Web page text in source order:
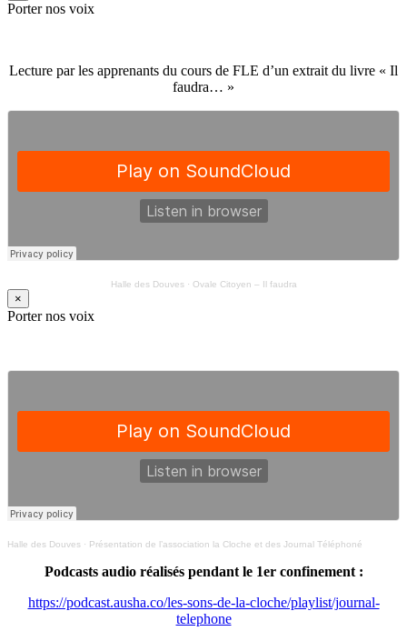
Porter nos voix
Lecture par les apprenants du cours de FLE d’un extrait du livre « Il
faudra… »
Halle des Douves· Ovale Citoyen – Il faudra
×
Porter nos voix
Halle des Douves · Présentation de l’association la Cloche et des Journal Téléphoné
Podcasts audio réalisés pendant le 1er confinement :
https://podcast.ausha.co/les-sons-de-la-cloche/playlist/journal-
telephone